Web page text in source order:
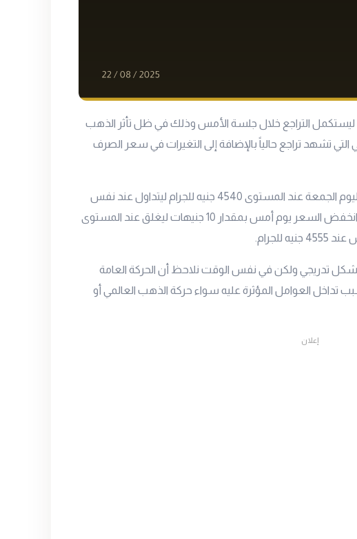
ليستكمل التراجع خلال جلسة الأمس وذلك في ظل تأثر الذهب
تشهد تراجع حالياً بالإضافة إلى التغيرات في سعر الصرف
الأكثر شيوعاً تداولات اليوم الجمعة عند المستوى 4540 جنيه للجرام ليتداول عند نفس
المستوى وقت كتابة التقرير، وذلك بعد أن انخفض السعر يوم أمس بمقدار 10 جنيهات ليغلق عند المستوى
بشكل تدريجي ولكن في نفس الوقت نلاحظ أن الحركة العامة
العوامل المؤثرة عليه سواء حركة الذهب العالمي أو
إعلان